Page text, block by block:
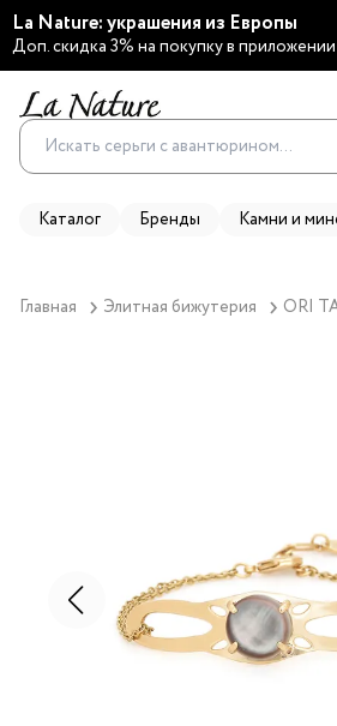
La Nature: украшения из Европы
Доп. скидка 3% на покупку в приложении
Каталог Бренды Камни и
Главная Элитная бижутерия ORI